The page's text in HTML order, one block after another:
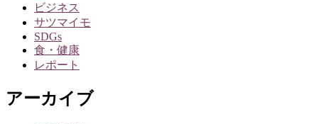
ビジネス
サツマイモ
SDGs
食・健康
レポート
アーカイブ